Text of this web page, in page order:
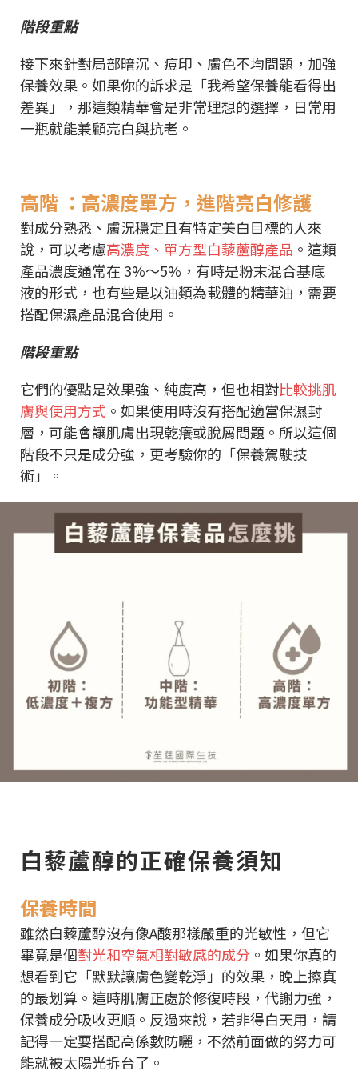
階段重點
接下來針對局部暗沉、痘印、膚色不均問題，加強
保養效果。如果你的訴求是「我希望保養能看得出
差異」，那這類精華會是非常理想的選擇，日常用
一瓶就能兼顧亮白與抗老。
高階 ：高濃度單方，進階亮白修護
對成分熟悉、膚況穩定且有特定美白目標的人來
說，可以考慮高濃度、單方型白藜蘆醇產品 。這類
產品濃度通常在 3%～5%，有時是粉末混合基底
液的形式，也有些是以油類為載體的精華油，需要
搭配保濕產品混合使用。
階段重點
它們的優點是效果強、純度高，但也相對比較挑肌
膚與使用方式 。如果使用時沒有搭配適當保濕封
層，可能會讓肌膚出現乾癢或脫屑問題。所以這個
階段不只是成分強，更考驗你的「保養駕駛技
術」。
白藜蘆醇的正確保養須知
保養時間
雖然白藜蘆醇沒有像A酸那樣嚴重的光敏性，但它
畢竟是個對光和空氣相對敏感的成分 。如果你真的
想看到它「默默讓膚色變乾淨」的效果，晚上擦真
的最划算。這時肌膚正處於修復時段，代謝力強，
保養成分吸收更順。反過來說，若非得白天用，請
記得一定要搭配高係數防曬，不然前面做的努力可
能就被太陽光拆台了。